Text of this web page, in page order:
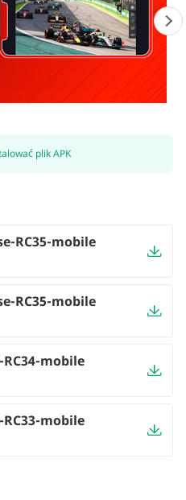
plik APK
RC35-mobile
RC35-mobile
RC34-mobile
RC33-mobile